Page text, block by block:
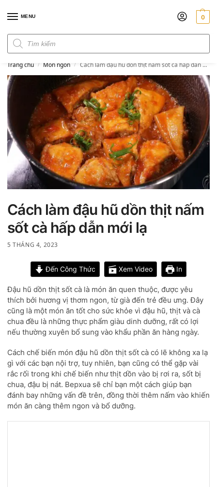
MENU 0
Trang chủ / Món ngon / Cách làm đậu hũ dồn thịt nấm sốt cà hấp dẫn mới lạ
Cách làm đậu hũ dồn thịt nấm
sốt cà hấp dẫn mới lạ
5 THÁNG 4, 2023
Đến Công Thức Xem Video In
Đậu hũ dồn thịt sốt cà là món ăn quen thuộc, được yêu
thích bởi hương vị thơm ngon, từ già đến trẻ đều ưng. Đây
cũng là một món ăn tốt cho sức khỏe vì đậu hũ, thịt và cà
chua đều là những thực phẩm giàu dinh dưỡng, rất có lợi
nếu thường xuyên bổ sung vào khẩu phần ăn hàng ngày.
Cách chế biến món đậu hũ dồn thịt sốt cà có lẽ không xa lạ
gì với các bạn nội trợ, tuy nhiên, bạn cũng có thể gặp vài
rắc rối trong khi chế biến như thịt dồn vào bị rơi ra, sốt bị
chua, đậu bị nát. Bepxua sẽ chỉ bạn một cách giúp bạn
đánh bay những vấn đề trên, đồng thời thêm nấm vào khiến
món ăn càng thêm ngon và bổ dưỡng.